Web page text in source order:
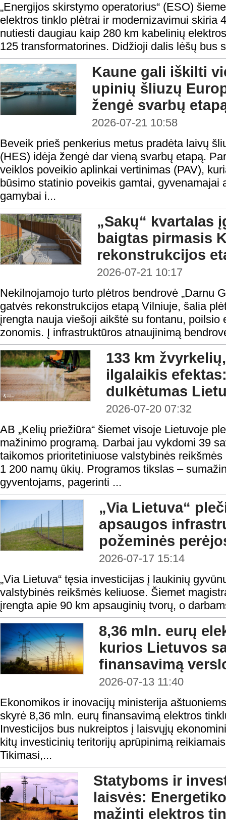
„Energijos skirstymo operatorius“ (ESO)
elektros tinklo plėtrai ir modernizavimui skiria
nutiesti daugiau kaip 280 km kabelinių
125 transformatorines. Didžioji dalis lėšų bus
Kaune gali iškilti
upinių šliuzų
žengė svarbų
2026-07-21 10:58
Beveik prieš penkerius metus pradėta laivų
(HES) idėja žengė dar vieną svarbų etapą.
veiklos poveikio aplinkai vertinimas (PAV),
būsimo statinio poveikis gamtai, gyvenamajai
gamybai i...
„Sakų“ kvartalas
baigtas pirmasis
rekonstrukcijos
2026-07-21 10:17
Nekilnojamojo turto plėtros bendrovė „Darnu
gatvės rekonstrukcijos etapą Vilniuje, šalia
įrengta nauja viešoji aikštė su fontanu, poilsio
zonomis. Į infrastruktūros atnaujinimą
133 km
ilgalaikis
dulkėtumas
2026-07-20 07:32
AB „Kelių priežiūra“ šiemet visoje Lietuvoje
mažinimo programą. Darbai jau vykdomi 39
taikomos prioritetiniuose valstybinės
1 200 namų ūkių. Programos tikslas –
gyventojams, pagerinti ...
„Via Lietuva“
apsaugos
požeminės
2026-07-17 15:14
„Via Lietuva“ tęsia investicijas į laukinių
valstybinės reikšmės keliuose. Šiemet
įrengta apie 90 km apsauginių tvorų, o
8,36 mln. eurų
kurios Lietuvos
finansavimą
2026-07-13 11:40
Ekonomikos ir inovacijų ministerija
skyrė 8,36 mln. eurų finansavimą elektros
Investicijos bus nukreiptos į laisvųjų
kitų investicinių teritorijų aprūpinimą
Tikimasi,...
Statyboms ir
laisvės:
mažinti elektros